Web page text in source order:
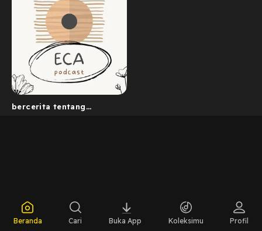
bercerita tentang
Beranda Cari Buka App Koleksimu Profil